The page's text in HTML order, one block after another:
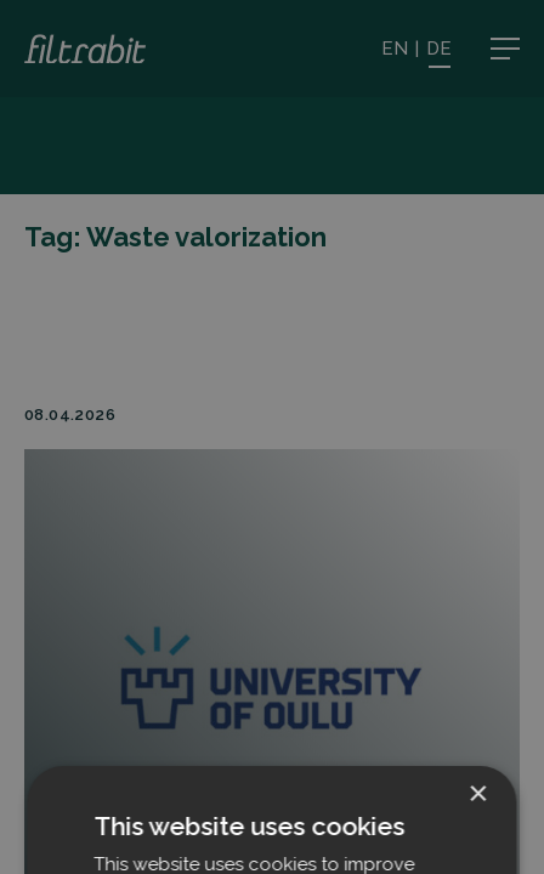
EN | DE
Tag: Waste valorization
08.04.2026
Prozessstaub in Gewinn verwandeln: Studie
validiert Erfolg von Filtrabit bei Outokumpu
×
This website uses cookies
This website uses cookies to improve